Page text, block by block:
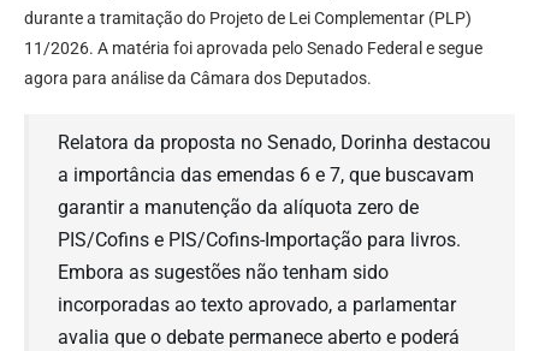
durante a tramitação do Projeto de Lei Complementar (PLP)
11/2026. A matéria foi aprovada pelo Senado Federal e segue
agora para análise da Câmara dos Deputados.
Relatora da proposta no Senado, Dorinha destacou
a importância das emendas 6 e 7, que buscavam
garantir a manutenção da alíquota zero de
PIS/Cofins e PIS/Cofins-Importação para livros.
Embora as sugestões não tenham sido
incorporadas ao texto aprovado, a parlamentar
avalia que o debate permanece aberto e poderá